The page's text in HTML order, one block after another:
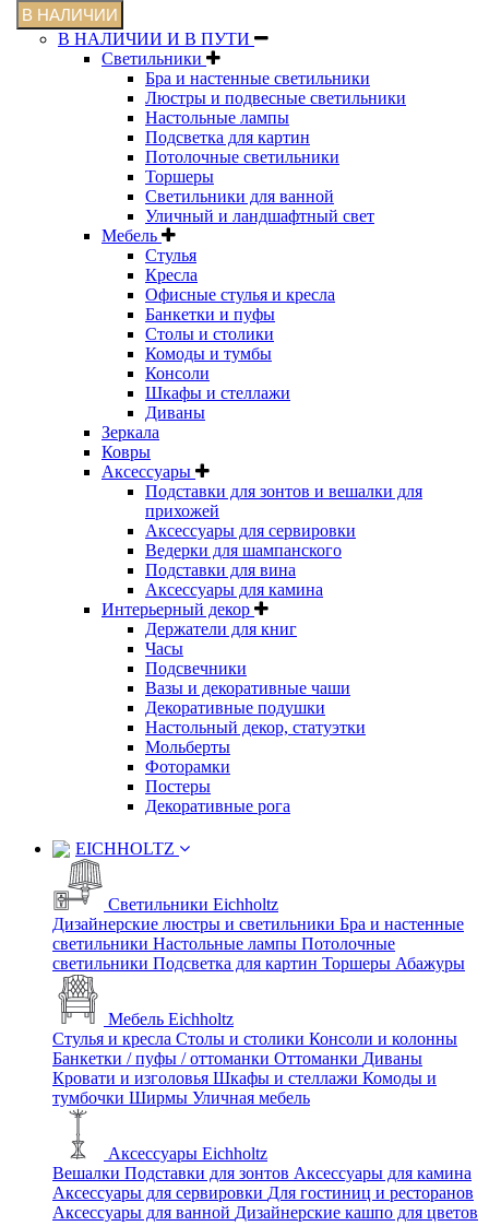
В НАЛИЧИИ
В НАЛИЧИИ И В ПУТИ
Светильники
Бра и настенные светильники
Люстры и подвесные светильники
Настольные лампы
Подсветка для картин
Потолочные светильники
Торшеры
Светильники для ванной
Уличный и ландшафтный свет
Мебель
Стулья
Кресла
Офисные стулья и кресла
Банкетки и пуфы
Столы и столики
Комоды и тумбы
Консоли
Шкафы и стеллажи
Диваны
Зеркала
Ковры
Аксессуары
Подставки для зонтов и вешалки для
прихожей
Аксессуары для сервировки
Ведерки для шампанского
Подставки для вина
Аксессуары для камина
Интерьерный декор
Держатели для книг
Часы
Подсвечники
Вазы и декоративные чаши
Декоративные подушки
Настольный декор, статуэтки
Мольберты
Фоторамки
Постеры
Декоративные рога
EICHHOLTZ
Светильники Eichholtz
Дизайнерские люстры и светильники Бра и настенные
светильники Настольные лампы Потолочные
светильники Подсветка для картин Торшеры Абажуры
Мебель Eichholtz
Стулья и кресла Столы и столики Консоли и колонны
Банкетки / пуфы / оттоманки Оттоманки Диваны
Кровати и изголовья Шкафы и стеллажи Комоды и
тумбочки Ширмы Уличная мебель
Аксессуары Eichholtz
Вешалки Подставки для зонтов Аксессуары для камина
Аксессуары для сервировки Для гостиниц и ресторанов
Аксессуары для ванной Дизайнерские кашпо для цветов